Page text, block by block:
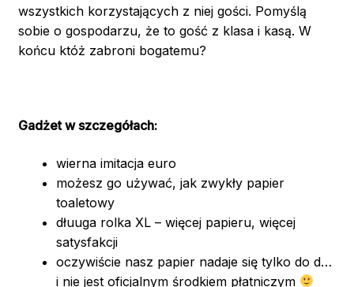
wszystkich korzystających z niej gości. Pomyślą
sobie o gospodarzu, że to gość z klasa i kasą. W
końcu któż zabroni bogatemu?
Gadżet w szczegółach:
wierna imitacja euro
możesz go używać, jak zwykły papier
toaletowy
dłuuga rolka XL – więcej papieru, więcej
satysfakcji
oczywiście nasz papier nadaje się tylko do d…
i nie jest oficjalnym środkiem płatniczym